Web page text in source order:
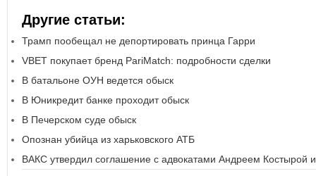
Другие статьи:
Трамп пообещал не депортировать принца Гарри
VBET покупает бренд PariMatch: подробности сделки
В батальоне ОУН ведется обыск
В Юникредит банке проходит обыск
В Печерском суде обыск
Опознан убийца из харьковского АТБ
ВАКС утвердил соглашение с адвокатами Андреем Костырой